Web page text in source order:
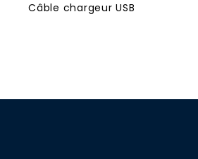
Câble chargeur USB